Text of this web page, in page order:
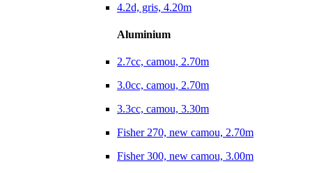
4.2d, gris, 4.20m
Aluminium
2.7cc, camou, 2.70m
3.0cc, camou, 2.70m
3.3cc, camou, 3.30m
Fisher 270, new camou, 2.70m
Fisher 300, new camou, 3.00m